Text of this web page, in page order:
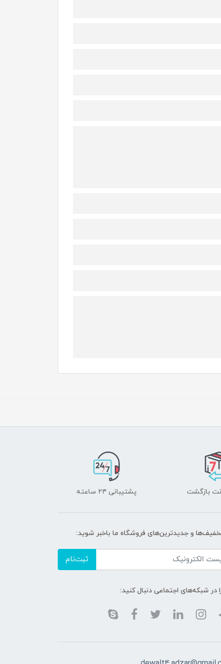
پشتیبانی ۲۴ ساعته
و جدیدترین‌های فروشگاه ما باخبر شوید:
ثبت‌نام
در شبکه‌های اجتماعی دنبال کنید: